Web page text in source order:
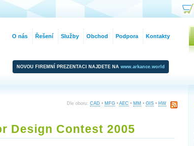
NOVOU FIREMNÍ PREZENTACI NAJDETE NA www.arkance.world
Dle oboru: CAD • MFG • AEC • MM • GIS • HW
Design Contest 2005
O nás Řešení Služby Obchod Podpora Kontakty